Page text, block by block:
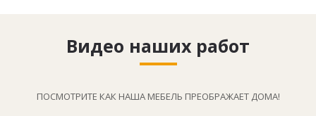
Видео наших работ
ПОСМОТРИТЕ КАК НАША МЕБЕЛЬ ПРЕОБРАЖАЕТ ДОМА!